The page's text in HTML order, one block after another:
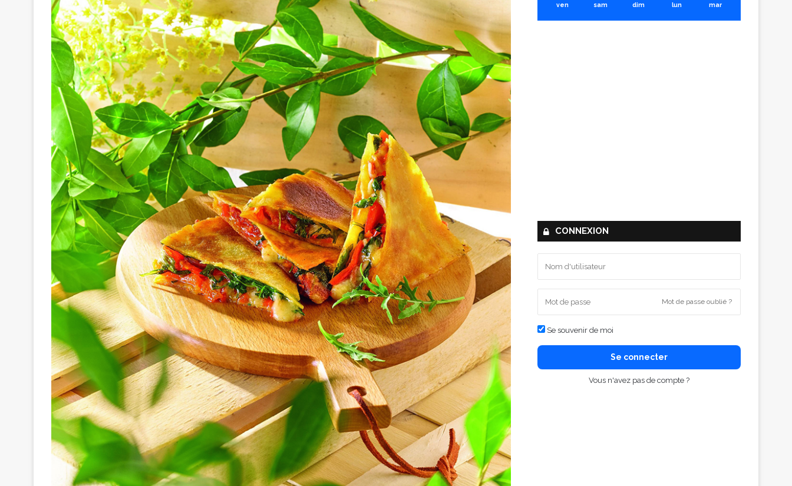
ven sam dim lun mar
CONNEXION
Mot de passe oublié ?
Se souvenir de moi
Se connecter
Vous n'avez pas de compte ?